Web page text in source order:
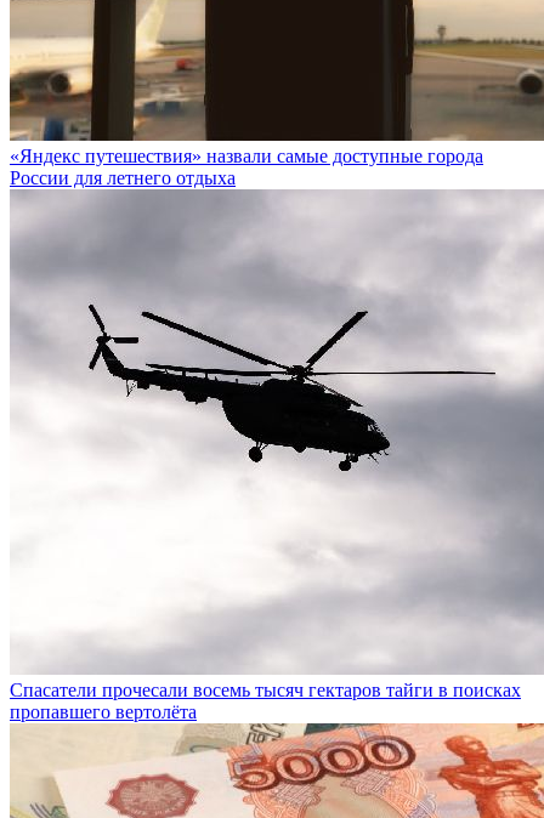
«Яндекс путешествия» назвали самые доступные города
России для летнего отдыха
Спасатели прочесали восемь тысяч гектаров тайги в поисках
пропавшего вертолёта